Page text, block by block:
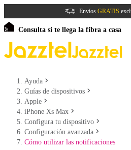
Envíos GRATIS
Consulta si te llega la fibra a casa
Ayuda
Guías de dispositivos
Apple
iPhone Xs Max
Configura tu dispositivo
Configuración avanzada
Cómo utilizar las notificaciones